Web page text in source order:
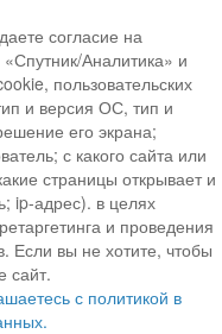
согласие на
Аналитика» и
пользовательских
и версия ОС, тип и
его экрана;
с какого сайта или
страницы открывает и
ip-адрес). в целях
и проведения
Если вы не хотите, чтобы
сайт.
с политикой в